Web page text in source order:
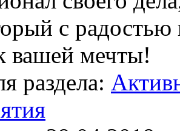
с
вашей мечты!
раздела: